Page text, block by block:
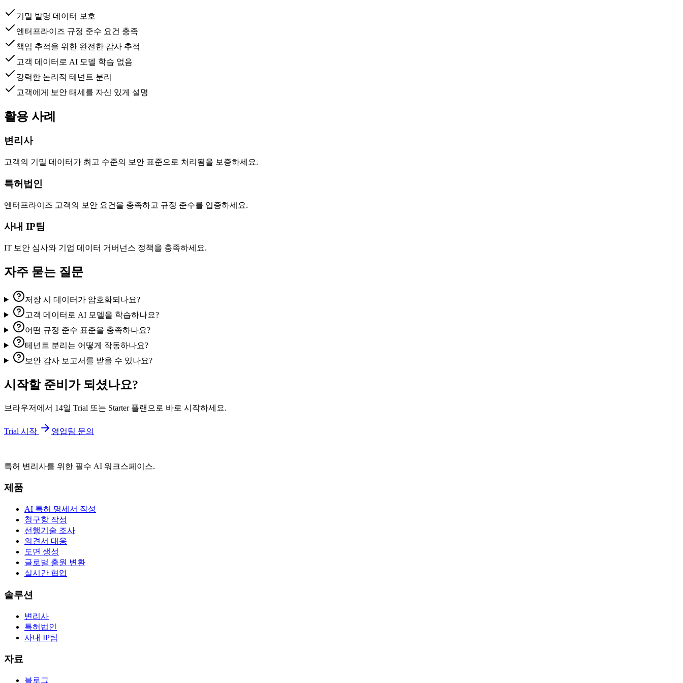
기밀 발명 데이터 보호
엔터프라이즈 규정 준수 요건 충족
책임 추적을 위한 완전한 감사 추적
고객 데이터로 AI 모델 학습 없음
강력한 논리적 테넌트 분리
고객에게 보안 태세를 자신 있게 설명
활용 사례
변리사
고객의 기밀 데이터가 최고 수준의 보안 표준으로 처리됨을 보증하세요.
특허법인
엔터프라이즈 고객의 보안 요건을 충족하고 규정 준수를 입증하세요.
사내 IP팀
IT 보안 심사와 기업 데이터 거버넌스 정책을 충족하세요.
자주 묻는 질문
저장 시 데이터가 암호화되나요?
고객 데이터로 AI 모델을 학습하나요?
어떤 규정 준수 표준을 충족하나요?
테넌트 분리는 어떻게 작동하나요?
보안 감사 보고서를 받을 수 있나요?
시작할 준비가 되셨나요?
브라우저에서 14일 Trial 또는 Starter 플랜으로 바로 시작하세요.
Trial 시작 영업팀 문의
특허 변리사를 위한 필수 AI 워크스페이스.
제품
AI 특허 명세서 작성
청구항 작성
선행기술 조사
의견서 대응
도면 생성
글로벌 출원 변환
실시간 협업
솔루션
변리사
특허법인
사내 IP팀
자료
블로그